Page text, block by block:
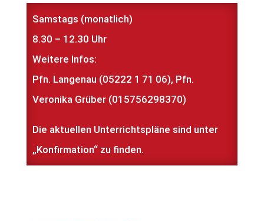
Samstags (monatlich)
8.30 – 12.30 Uhr
Weitere Infos:
Pfn. Langenau (05222 1 71 06), Pfn.
Veronika Grüber (015756298370)
Die aktuellen Unterrichtspläne sind unter
„Konfirmation“ zu finden.